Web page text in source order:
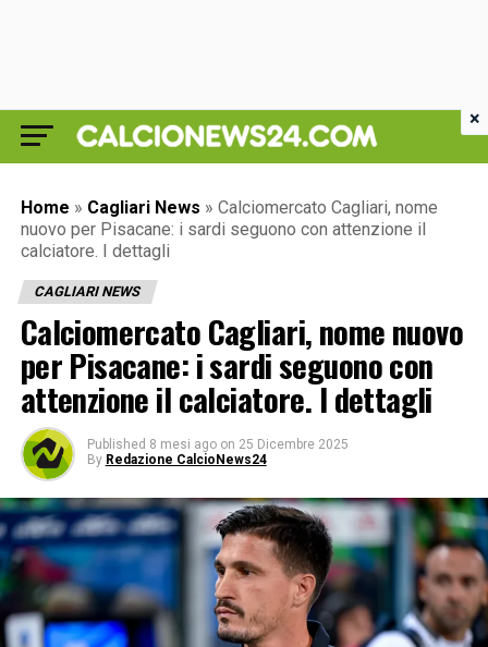
Home » Cagliari News » Calciomercato Cagliari, nome
nuovo per Pisacane: i sardi seguono con attenzione il
calciatore. I dettagli
CAGLIARI NEWS
Calciomercato Cagliari, nome nuovo
per Pisacane: i sardi seguono con
attenzione il calciatore. I dettagli
Published 8 mesi ago on 25 Dicembre 2025
By Redazione CalcioNews24
×